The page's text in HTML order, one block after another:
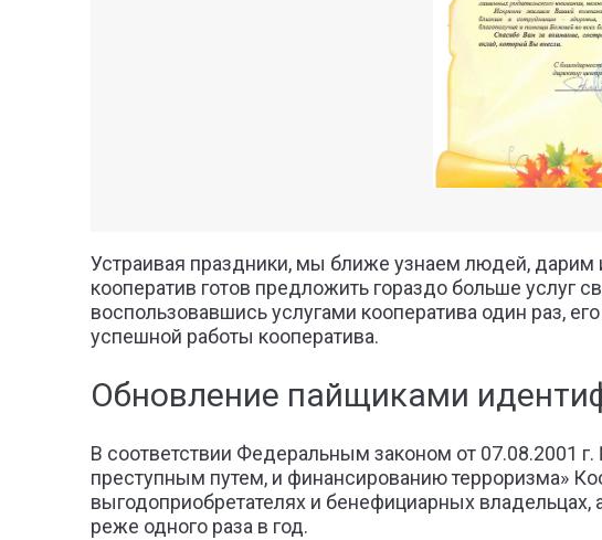
Устраивая праздники, мы ближе узнаем людей,
кооператив готов предложить гораздо больше услуг
воспользовавшись услугами кооператива один раз,
успешной работы кооператива.
Обновление пайщиками
В соответствии Федеральным законом от 07.08.2001
преступным путем, и финансированию терроризма»
выгодоприобретателях и бенефициарных
реже одного раза в год.